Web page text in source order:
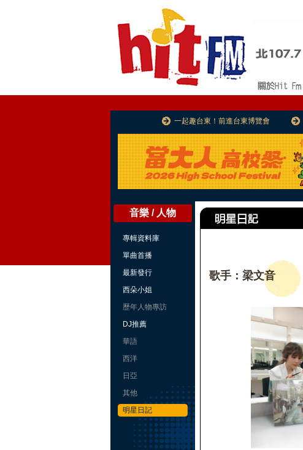
一起趣台東！前進台東博覽會
音樂 / 人物
專輯資料庫
單曲首播
最新發行
西朵小姐
歷年人物專訪
DJ推薦
華語
西洋
日亞
其他
明星日記
歌手：梁文音